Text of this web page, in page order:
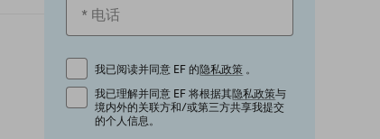
我已阅读并同意 EF 的隐私政策 。
我已理解并同意 EF 将根据其隐私政策与
境内外的关联方和/或第三方共享我提交
的个人信息。